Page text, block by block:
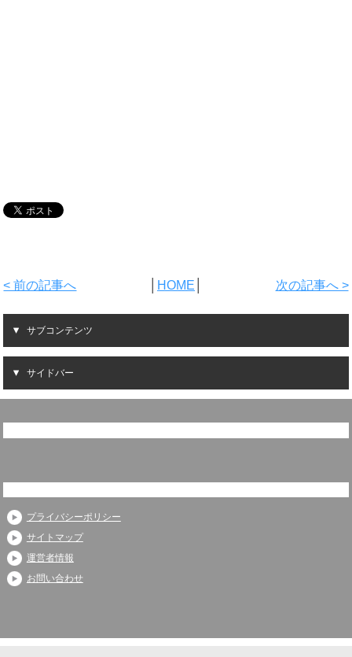
< 前の記事へ HOME 次の記事へ >
サブコンテンツ
サイドバー
プライバシーポリシー
サイトマップ
運営者情報
お問い合わせ